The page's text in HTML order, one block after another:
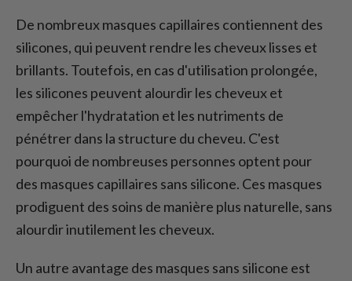
De nombreux masques capillaires contiennent des
silicones, qui peuvent rendre les cheveux lisses et
brillants. Toutefois, en cas d'utilisation prolongée,
les silicones peuvent alourdir les cheveux et
empêcher l'hydratation et les nutriments de
pénétrer dans la structure du cheveu. C'est
pourquoi de nombreuses personnes optent pour
des masques capillaires sans silicone. Ces masques
prodiguent des soins de manière plus naturelle, sans
alourdir inutilement les cheveux.
Un autre avantage des masques sans silicone est